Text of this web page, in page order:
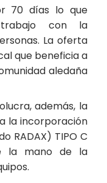
70 días lo que
con la
La oferta
que beneficia a
aledaña
además, la
la incorporación
RADAX) TIPO C
la mano de la